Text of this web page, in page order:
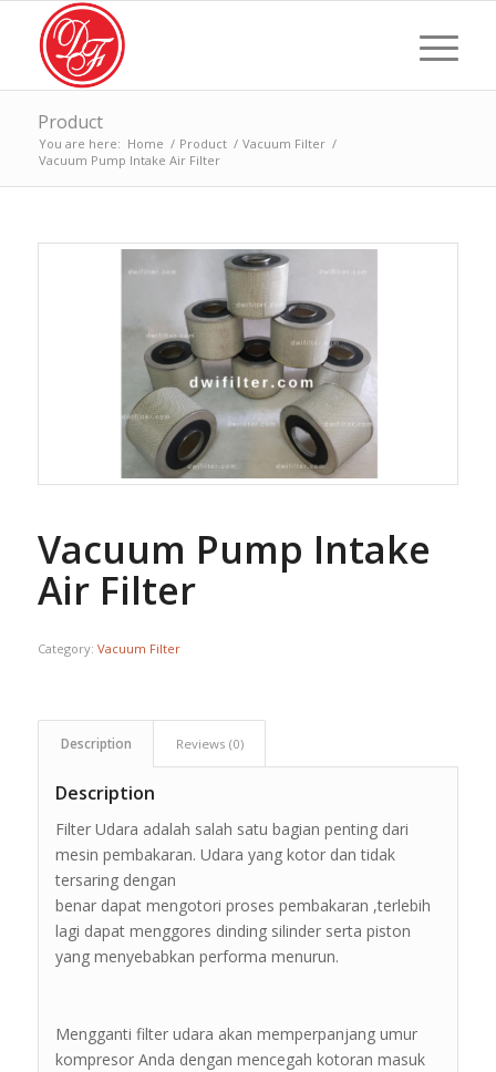
Product
You are here: Home / Product / Vacuum Filter /
Vacuum Pump Intake Air Filter
Vacuum Pump Intake
Air Filter
Category: Vacuum Filter
Description Reviews (0)
Description
Filter Udara adalah salah satu bagian penting dari
mesin pembakaran. Udara yang kotor dan tidak
tersaring dengan
benar dapat mengotori proses pembakaran ,terlebih
lagi dapat menggores dinding silinder serta piston
yang menyebabkan performa menurun.
Mengganti filter udara akan memperpanjang umur
kompresor Anda dengan mencegah kotoran masuk